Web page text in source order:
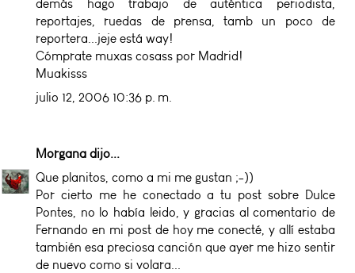
demás hago trabajo de auténtica periodista,
reportajes, ruedas de prensa, tamb un poco de
reportera...jeje está way!
Cómprate muxas cosass por Madrid!
Muakisss
julio 12, 2006 10:36 p. m.
Morgana dijo...
Que planitos, como a mi me gustan ;-))
Por cierto me he conectado a tu post sobre Dulce
Pontes, no lo había leido, y gracias al comentario de
Fernando en mi post de hoy me conecté, y allí estaba
también esa preciosa canción que ayer me hizo sentir
de nuevo como si volara...